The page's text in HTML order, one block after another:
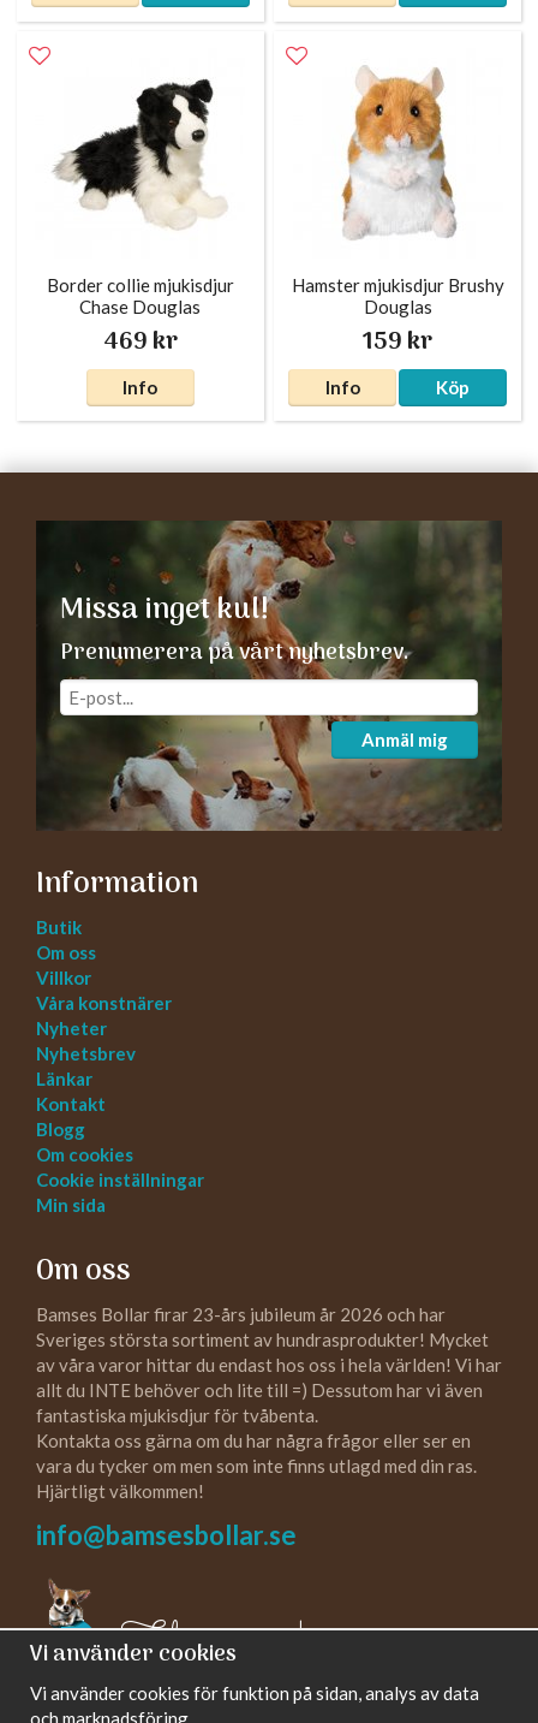
Border collie mjukisdjur
Chase Douglas
469 kr
Info
Hamster mjukisdjur Brushy
Douglas
159 kr
Info Köp
Missa inget kul!
Prenumerera på vårt nyhetsbrev.
Anmäl mig
Information
Butik
Om oss
Villkor
Våra konstnärer
Nyheter
Nyhetsbrev
Länkar
Kontakt
Blogg
Om cookies
Cookie inställningar
Min sida
Om oss
Bamses Bollar firar 23-års jubileum år 2026 och har
Sveriges största sortiment av hundrasprodukter! Mycket
av våra varor hittar du endast hos oss i hela världen! Vi har
allt du INTE behöver och lite till =) Dessutom har vi även
fantastiska mjukisdjur för tvåbenta.
Kontakta oss gärna om du har några frågor eller ser en
vara du tycker om men som inte finns utlagd med din ras.
Hjärtligt välkommen!
info@bamsesbollar.se
Följ oss gärna!
Vi använder cookies
Vi använder cookies för funktion på sidan, analys av data
och marknadsföring.